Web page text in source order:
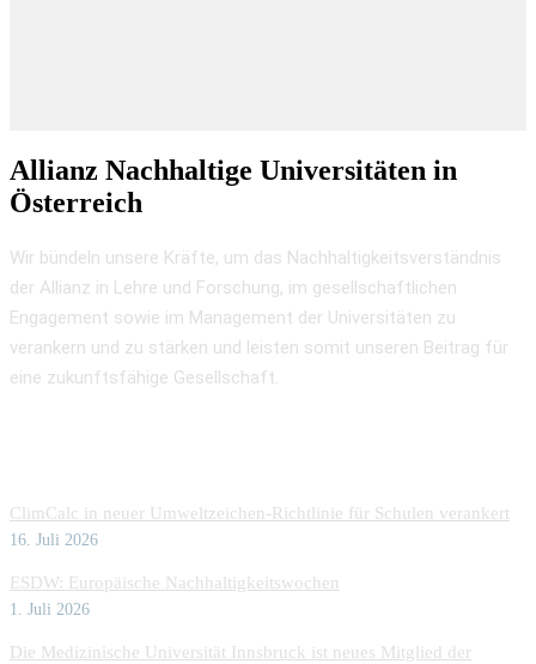
Allianz Nachhaltige Universitäten in
Österreich
Wir bündeln unsere Kräfte, um das Nachhaltigkeitsverständnis
der Allianz in Lehre und Forschung, im gesellschaftlichen
Engagement sowie im Management der Universitäten zu
verankern und zu stärken und leisten somit unseren Beitrag für
eine zukunftsfähige Gesellschaft.
ClimCalc in neuer Umweltzeichen-Richtlinie für Schulen verankert
16. Juli 2026
ESDW: Europäische Nachhaltigkeitswochen
1. Juli 2026
Die Medizinische Universität Innsbruck ist neues Mitglied der